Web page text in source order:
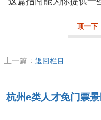
顶一下
上一篇： 返回栏目
杭州e类人才免门票景